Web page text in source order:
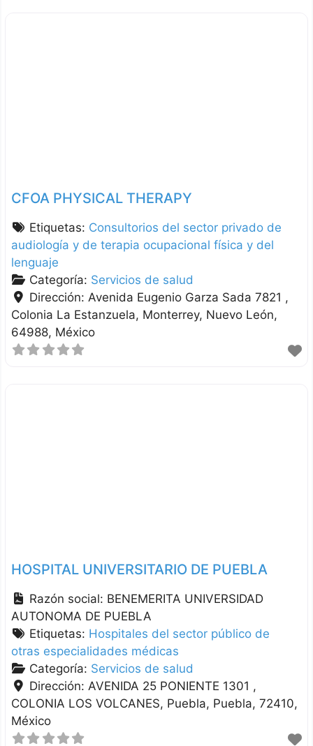
CFOA PHYSICAL THERAPY
Etiquetas: Consultorios del sector privado de
audiología y de terapia ocupacional física y del
lenguaje
Categoría: Servicios de salud
Dirección: Avenida Eugenio Garza Sada 7821 ,
Colonia La Estanzuela Monterrey Nuevo León
64988 México
HOSPITAL UNIVERSITARIO DE PUEBLA
Razón social: BENEMERITA UNIVERSIDAD
AUTONOMA DE PUEBLA
Etiquetas: Hospitales del sector público de
otras especialidades médicas
Categoría: Servicios de salud
Dirección: AVENIDA 25 PONIENTE 1301 ,
COLONIA LOS VOLCANES Puebla Puebla 72410
México